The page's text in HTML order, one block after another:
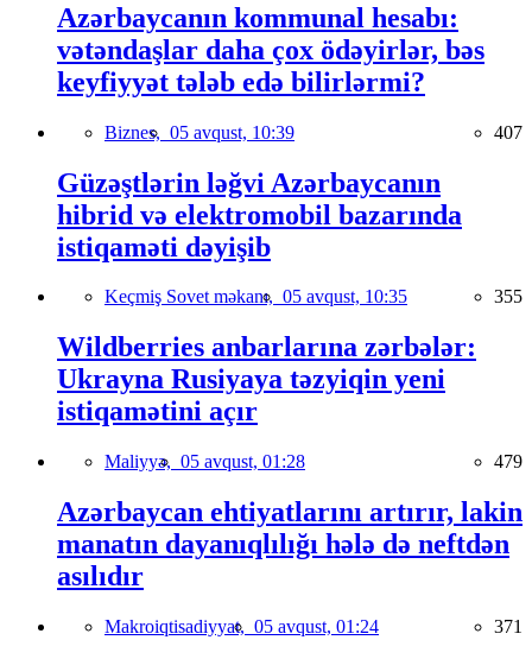
Azərbaycanın kommunal hesabı:
vətəndaşlar daha çox ödəyirlər, bəs
keyfiyyət tələb edə bilirlərmi?
Biznes, 05 avqust, 10:39 407
Güzəştlərin ləğvi Azərbaycanın
hibrid və elektromobil bazarında
istiqaməti dəyişib
Keçmiş Sovet məkanı, 05 avqust, 10:35 355
Wildberries anbarlarına zərbələr:
Ukrayna Rusiyaya təzyiqin yeni
istiqamətini açır
Maliyyə, 05 avqust, 01:28 479
Azərbaycan ehtiyatlarını artırır, lakin
manatın dayanıqlılığı hələ də neftdən
asılıdır
Makroiqtisadiyyat, 05 avqust, 01:24 371